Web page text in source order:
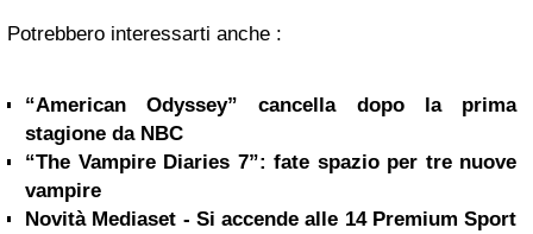
Potrebbero interessarti anche :
“American Odyssey” cancella dopo la prima
stagione da NBC
“The Vampire Diaries 7”: fate spazio per tre nuove
vampire
Novità Mediaset - Si accende alle 14 Premium Sport